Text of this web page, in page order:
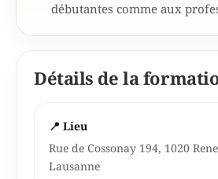
débutantes comme aux
Détails de la
📍 Lieu
Rue de Cossonay 194, 1020
Lausanne